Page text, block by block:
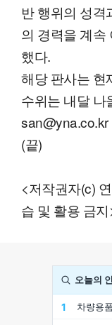
반 행위의 성격
의 경력을 계속
했다.
해당 판사는 현
수위는 내달 나
san@yna.co.kr
(끝)
<저작권자(c)
습 및 활용 금지